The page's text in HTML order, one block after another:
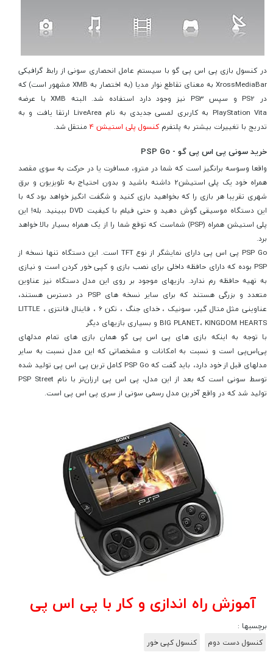
در کنسول بازی پی اس پی گو با سیستم عامل انحصاری سونی از رابط گرافیکی
XrossMediaBar به معنای تقاطع نوار مدیا (به اختصار به XMB مشهور است) که
در PS2 و سپس PS3 نیز وجود دارد استفاده شد. البته XMB با عرضه
PlayStation Vita به کاربری لمسی جدیدی به نام LiveArea ارتقا یافت و به
تدریج با تغییرات بیشتر به پلتفرمکنسول پلی استیشن 4 منتقل شد.
خرید سونی پی اس پی گو - PSP Go
واقعا وسوسه برانگیز است که شما در مترو، مسافرت یا در حرکت به سوی مقصد
همراه خود یک پلی استیشن2 داشته باشید و بدون احتیاج به تلویزیون و برق
شهری تقریبا هر بازی را که بخواهید بازی کنید و شگفت انگیز خواهد بود که با
این دستگاه موسیقی گوش دهید و حتی فیلم با کیفیت DVD ببینید. بله! این
پلی استیشن همراه (PSP) شماست که توقع شما را از یک همراه بسیار بالا خواهد
برد.
PSP Go پی اس پی دارای نمایشگر از نوع TFT است. این دستگاه تنها نسخه از
PSP بوده که دارای حافظه داخلی برای نصب بازی و کپی خور کردن است و نیازی
به تهیه حافظه رم ندارد. بازیهای موجود بر روی این مدل دستگاه نیز عناوین
متعدد و بزرگی هستند که برای سایر نسخه های PSP در دسترس هستند،
عناوینی مثل متال گیر، سونیک ، خدای جنگ ، تکن 6 ، فاینال فانتزی ، LITTLE
BIG PLANET، KINGDOM HEARTS و بسیاری بازیهای دیگر
با توجه به اینکه بازی های پی اس پی گو همان بازی های تمام مدلهای
پی‌اس‌پی است و نسبت به امکانات و مشخصاتی که این مدل نسبت به سایر
مدلهای قبل از خود دارد، باید گفت که PSP Go کامل ترین پی اس پی تولید شده
توسط سونی است که بعد از این مدل، پی اس پی ارزان‌تر با نام PSP Street
تولید شد که در واقع آخرین مدل رسمی سونی از سری پی اس پی است.
آموزش راه اندازی و کار با پی اس پی
برچسبها :
کنسول دست دوم
کنسول کپی خور